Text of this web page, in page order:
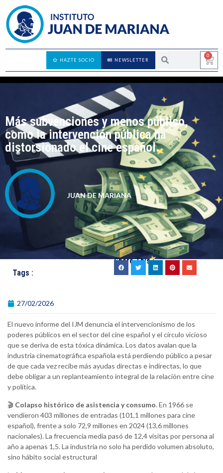
0
NEWSLETTER
HAZTE SOCIO
Más subvenciones y menos público,
como la intervención pública ha
distorsionado el cine español.
JUAN DE MARIANA
Tags :
Share This :
27/02/2026
El nuevo informe del IJM denuncia el intervencionismo de los
poderes públicos en el sector del cine español y el círculo vicioso
que se deriva de esta tóxica dinámica. Los datos avalan que la
industria cinematográfica española está perdiendo público a pesar
de que cada vez recibe más ayudas directas e indirectas, lo que
debe obligar a un replanteamiento integral de la relación entre cine
y política.
🎬 Colapso histórico de asistencia y consumo. En 1966 se
vendieron 403 millones de entradas (101,1 millones para cine
español), frente a solo 72,9 millones en 2024 (13,6 millones
nacionales). La frecuencia media pasó de 12,4 visitas por persona al
año a apenas 1,5. La industria no solo ha perdido volumen absoluto,
sino hábito social estructural